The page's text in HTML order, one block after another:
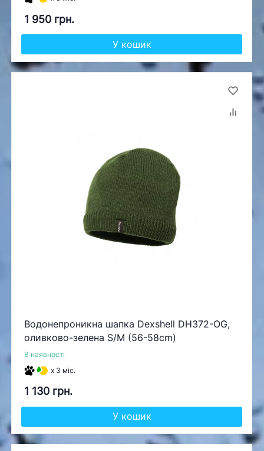
1 950 грн.
У кошик
Водонепроникна шапка Dexshell DH372-OG,
оливково-зелена S/M (56-58cm)
В наявності
x 3 міс.
1 130 грн.
У кошик